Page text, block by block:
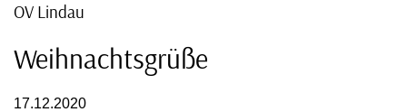
OV Lindau
Weihnachtsgrüße
17.12.2020